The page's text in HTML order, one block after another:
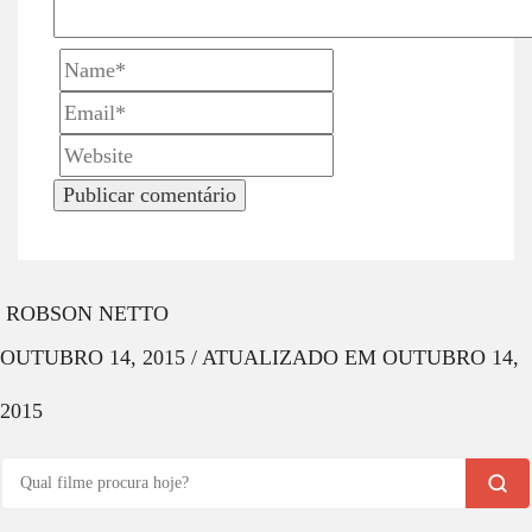
ROBSON NETTO
OUTUBRO 14, 2015 / ATUALIZADO EM OUTUBRO 14,
2015